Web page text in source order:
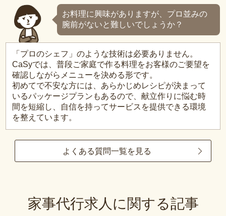
お料理に興味がありますが、プロ並みの
腕前がないと難しいでしょうか？
「プロのシェフ」のような技術は必要ありません。
CaSyでは、普段ご家庭で作る料理をお客様のご要望を
確認しながらメニューを決める形です。
初めてで不安な方には、あらかじめレシピが決まって
いるパッケージプランもあるので、献立作りに悩む時
間を短縮し、自信を持ってサービスを提供できる環境
を整えています。
よくある質問一覧を見る
家事代行求人に関する記事